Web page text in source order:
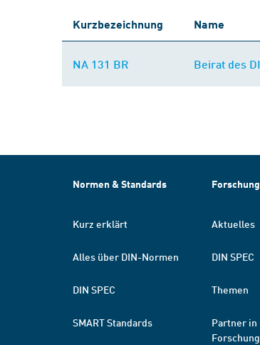
Kurzbezeichnung Name
NA 131 BR Beirat des
Normen & Standards
Kurz erklärt
Alles über DIN-Normen
DIN SPEC
SMART Standards
Aktuelles
DIN SPEC
Themen
Partner in